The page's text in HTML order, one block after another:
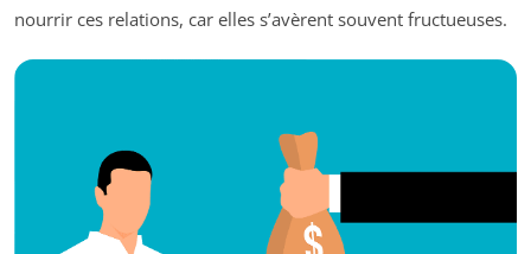
nourrir ces relations, car elles s’avèrent souvent fructueuses.